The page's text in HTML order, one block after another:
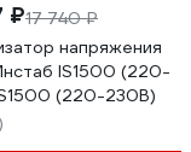
₽17 740 ₽
напряжения
IS1500 (220-
(220-230В)